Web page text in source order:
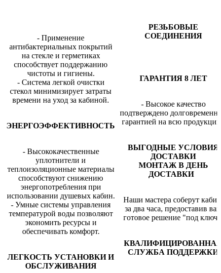
- Применение
антибактериальных покрытий
на стекле и герметиках
способствует поддержанию
чистоты и гигиены.
- Система легкой очистки
стекол минимизирует затраты
времени на уход за кабиной.
ЭНЕРГОЭФФЕКТИВНОСТЬ
- Высококачественные
уплотнители и
теплоизоляционные материалы
способствуют снижению
энергопотребления при
использовании душевых кабин.
- Умные системы управления
температурой воды позволяют
экономить ресурсы и
обеспечивать комфорт.
ЛЕГКОСТЬ УСТАНОВКИ И
ОБСЛУЖИВАНИЯ
РЕЗЬБОВЫЕ
СОЕДИНЕНИЯ
ГАРАНТИЯ 8 ЛЕТ
- Высокое качество
подтверждено
гарантией на всю
ВЫГОДНЫЕ УСЛОВИЯ
ДОСТАВКИ
МОНТАЖ В ДЕНЬ
ДОСТАВКИ
Наши мастера соберут
за два часа, предоставив вам
готовое решение "под
СЛУЖБА ПОДДЕРЖКИ